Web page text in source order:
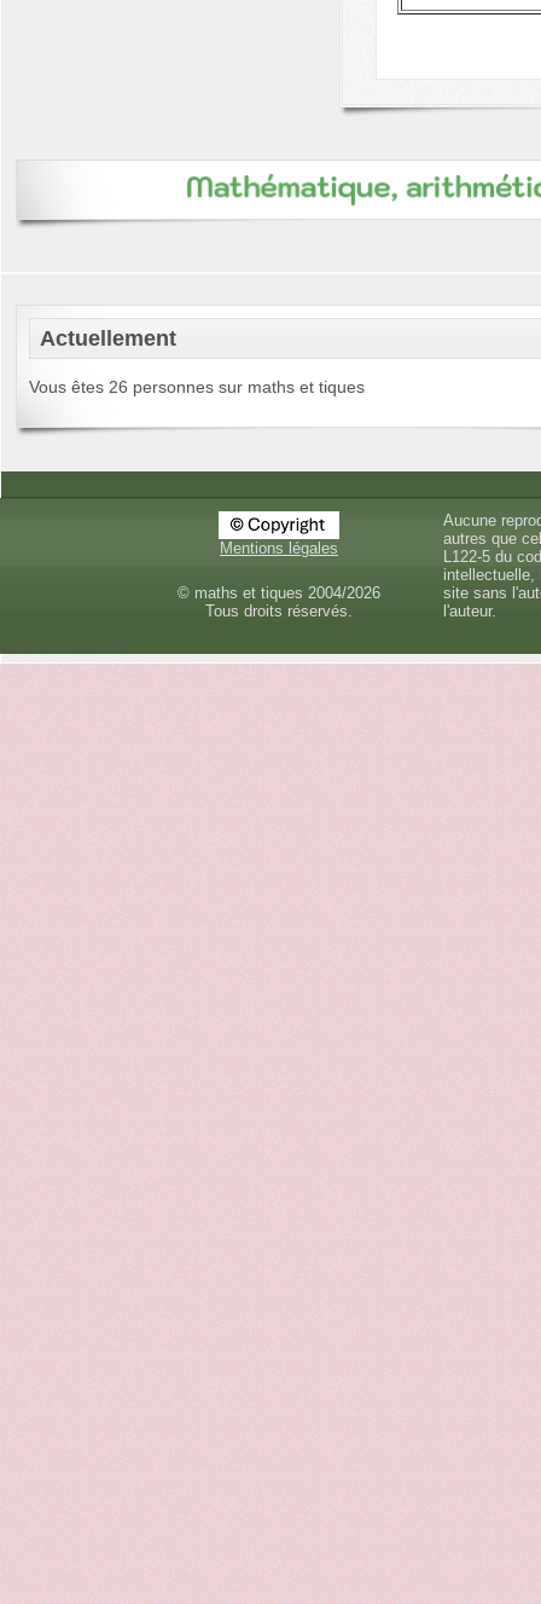
Actuellement
Vous êtes 26 personnes sur maths et tiques
Mentions légales
© maths et tiques 2004/2026
Tous droits réservés.
Aucune
autres que
L122-5 du
intellectuelle,
site sans
l'auteur.